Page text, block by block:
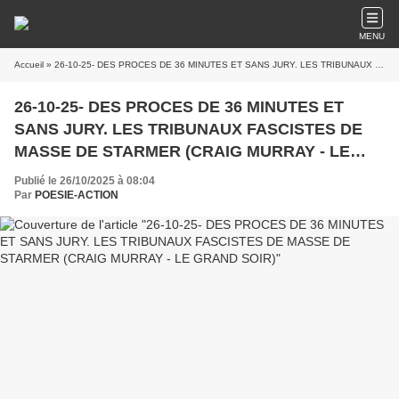
MENU
Accueil » 26-10-25- DES PROCES DE 36 MINUTES ET SANS JURY. LES TRIBUNAUX FASCISTES DE MASSE DE STARMER (CRAIG MURRAY - LE GRAND SOIR)
26-10-25- DES PROCES DE 36 MINUTES ET
SANS JURY. LES TRIBUNAUX FASCISTES DE
MASSE DE STARMER (CRAIG MURRAY - LE
GRAND SOIR)
Publié le 26/10/2025 à 08:04
Par POESIE-ACTION